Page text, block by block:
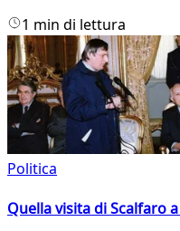
1 min di lettura
Politica
Quella visita di Scalfaro